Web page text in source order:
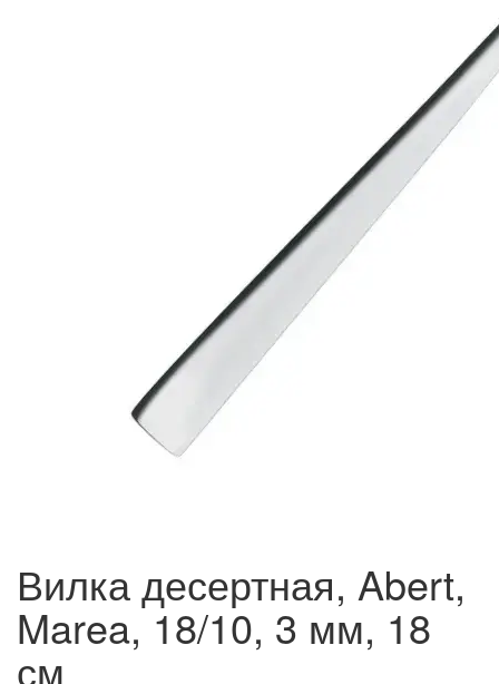
Вилка десертная, Abert,
Marea, 18/10, 3 мм, 18
см